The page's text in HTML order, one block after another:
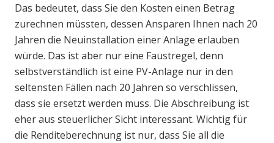
Das bedeutet, dass Sie den Kosten einen Betrag
zurechnen müssten, dessen Ansparen Ihnen nach 20
Jahren die Neuinstallation einer Anlage erlauben
würde. Das ist aber nur eine Faustregel, denn
selbstverständlich ist eine PV-Anlage nur in den
seltensten Fällen nach 20 Jahren so verschlissen,
dass sie ersetzt werden muss. Die Abschreibung ist
eher aus steuerlicher Sicht interessant. Wichtig für
die Renditeberechnung ist nur, dass Sie all die